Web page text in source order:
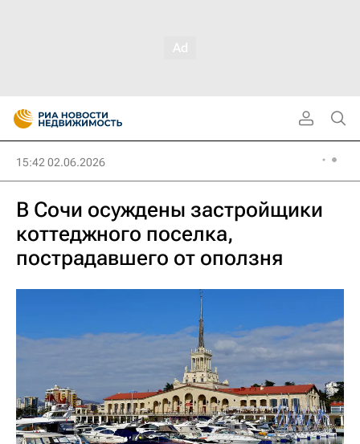
15:42 02.06.2026
В Сочи осуждены застройщики
коттеджного поселка,
пострадавшего от оползня